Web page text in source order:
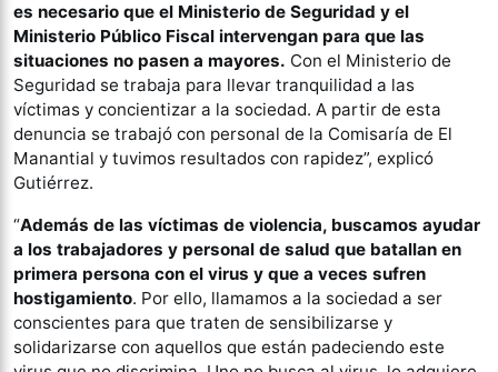
es necesario que el Ministerio de Seguridad y el
Ministerio Público Fiscal intervengan para que las
situaciones no pasen a mayores. Con el Ministerio de
Seguridad se trabaja para llevar tranquilidad a las
víctimas y concientizar a la sociedad. A partir de esta
denuncia se trabajó con personal de la Comisaría de El
Manantial y tuvimos resultados con rapidez”, explicó
Gutiérrez.
“Además de las víctimas de violencia, buscamos ayudar
a los trabajadores y personal de salud que batallan en
primera persona con el virus y que a veces sufren
hostigamiento. Por ello, llamamos a la sociedad a ser
conscientes para que traten de sensibilizarse y
solidarizarse con aquellos que están padeciendo este